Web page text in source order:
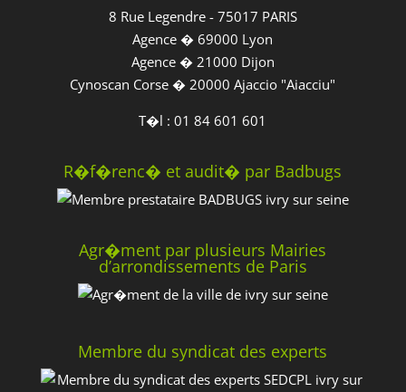
8 Rue Legendre - 75017 PARIS
Agence � 69000 Lyon
Agence � 21000 Dijon
Cynoscan Corse � 20000 Ajaccio "Aiacciu"
T�l : 01 84 601 601
R�f�renc� et audit� par Badbugs
Agr�ment par plusieurs Mairies
d’arrondissements de Paris
Membre du syndicat des experts